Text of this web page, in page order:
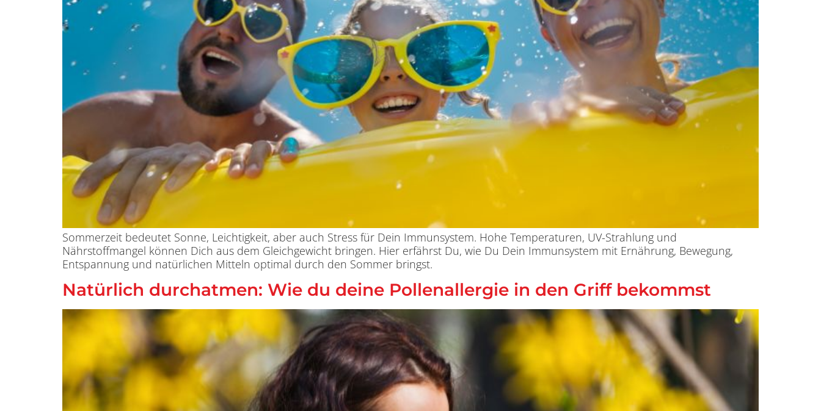
Sommerzeit bedeutet Sonne, Leichtigkeit, aber auch Stress für Dein Immunsystem. Hohe Temperaturen, UV-Strahlung und
Nährstoffmangel können Dich aus dem Gleichgewicht bringen. Hier erfährst Du, wie Du Dein Immunsystem mit Ernährung, Bewegung,
Entspannung und natürlichen Mitteln optimal durch den Sommer bringst.
Natürlich durchatmen: Wie du deine Pollenallergie in den Griff bekommst